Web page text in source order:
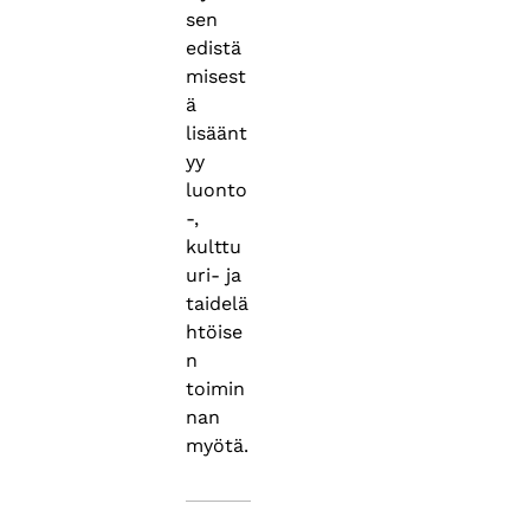
sen
edistä
misest
ä
lisäänt
yy
luonto
-,
kulttu
uri- ja
taidelä
htöise
n
toimin
nan
myötä.